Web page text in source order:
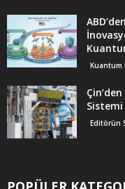
Kuantum
Sistemi
Editörün